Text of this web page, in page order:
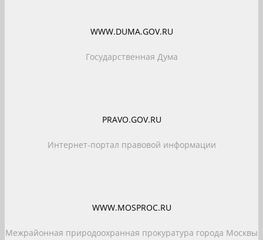
WWW.DUMA.GOV.RU
Государственная Дума
PRAVO.GOV.RU
Интернет-портал правовой информации
WWW.MOSPROC.RU
Межрайонная природоохранная прокуратура города Москвы